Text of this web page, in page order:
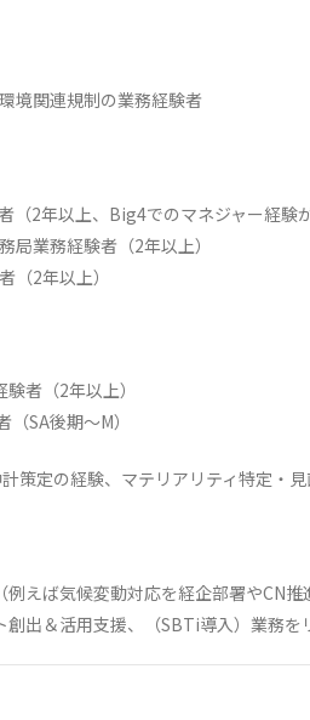
境関連規制の業務経験者
（2年以上、Big4でのマネジャー経験
局業務経験者（2年以上）
（2年以上）
者（2年以上）
SA後期～M）
策定の経験、マテリアリティ特定・
えば気候変動対応を経企部署やCN推
出＆活用支援、（SBTi導入）業務を